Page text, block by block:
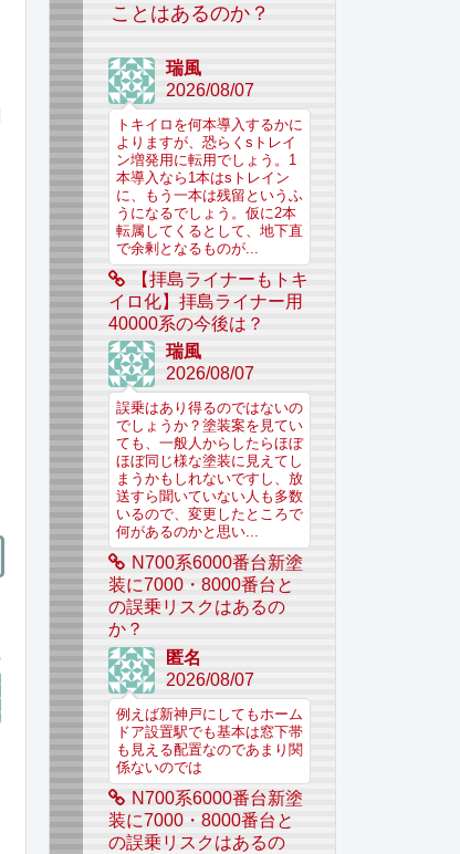
ことはあるのか？
瑞風
2026/08/07
トキイロを何本導入するかに
よりますが、恐らくsトレイ
ン増発用に転用でしょう。1
本導入なら1本はsトレイン
に、もう一本は残留というふ
うになるでしょう。仮に2本
転属してくるとして、地下直
で余剰となるものが...
【拝島ライナーもトキ
イロ化】拝島ライナー用
40000系の今後は？
瑞風
2026/08/07
誤乗はあり得るのではないの
でしょうか？塗装案を見てい
ても、一般人からしたらほぼ
ほぼ同じ様な塗装に見えてし
まうかもしれないですし、放
送すら聞いていない人も多数
いるので、変更したところで
何があるのかと思い...
N700系6000番台新塗
装に7000・8000番台と
の誤乗リスクはあるの
か？
匿名
2026/08/07
例えば新神戸にしてもホーム
ドア設置駅でも基本は窓下帯
も見える配置なのであまり関
係ないのでは
N700系6000番台新塗
装に7000・8000番台と
の誤乗リスクはあるの